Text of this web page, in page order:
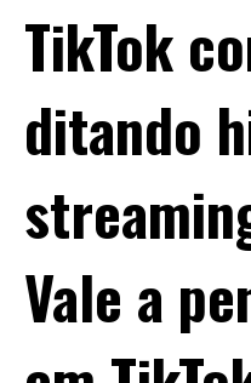
TikTok
ditando
Vale a